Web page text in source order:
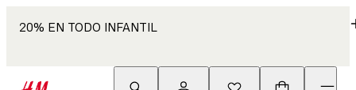
20% EN TODO INFANTIL